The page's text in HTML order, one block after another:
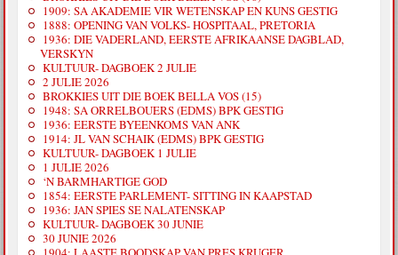
1909: SA AKADEMIE VIR WETENSKAP EN KUNS GESTIG
1888: OPENING VAN VOLKS- HOSPITAAL, PRETORIA
1936: DIE VADERLAND, EERSTE AFRIKAANSE DAGBLAD,
VERSKYN
KULTUUR- DAGBOEK 2 JULIE
2 JULIE 2026
BROKKIES UIT DIE BOEK BELLA VOS (15)
1948: SA ORRELBOUERS (EDMS) BPK GESTIG
1936: EERSTE BYEENKOMS VAN ANK
1914: JL VAN SCHAIK (EDMS) BPK GESTIG
KULTUUR- DAGBOEK 1 JULIE
1 JULIE 2026
‘N BARMHARTIGE GOD
1854: EERSTE PARLEMENT- SITTING IN KAAPSTAD
1936: JAN SPIES SE NALATENSKAP
KULTUUR- DAGBOEK 30 JUNIE
30 JUNIE 2026